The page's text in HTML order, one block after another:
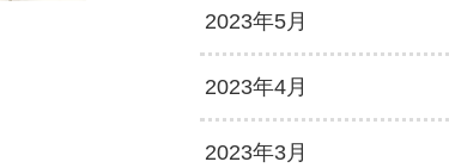
2023年5月
2023年4月
2023年3月